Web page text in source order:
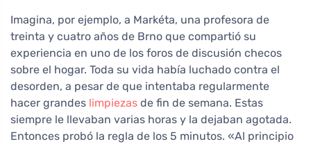
Imagina, por ejemplo, a Markéta, una profesora de
treinta y cuatro años de Brno que compartió su
experiencia en uno de los foros de discusión checos
sobre el hogar. Toda su vida había luchado contra el
desorden, a pesar de que intentaba regularmente
hacer grandes limpiezas de fin de semana. Estas
siempre le llevaban varias horas y la dejaban agotada.
Entonces probó la regla de los 5 minutos. «Al principio